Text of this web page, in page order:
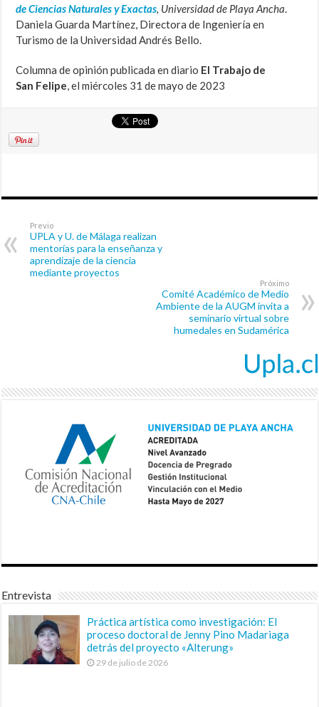
de Ciencias Naturales y Exactas, Universidad de Playa Ancha.
Daniela Guarda Martínez, Directora de Ingeniería en
Turismo de la Universidad Andrés Bello.
Columna de opinión publicada en diario El Trabajo de
San Felipe, el miércoles 31 de mayo de 2023
Previo
UPLA y U. de Málaga realizan
mentorías para la enseñanza y
aprendizaje de la ciencia
mediante proyectos
Próximo
Comité Académico de Medio
Ambiente de la AUGM invita a
seminario virtual sobre
humedales en Sudamérica
Entrevista
Práctica artística como investigación: El
proceso doctoral de Jenny Pino Madariaga
detrás del proyecto «Alterung»
29 de julio de 2026